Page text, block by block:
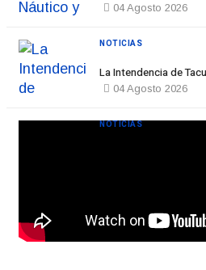
04 Agosto 2026
La Intendencia de
04 Agosto 2026
NOTICIAS
NOTICIAS